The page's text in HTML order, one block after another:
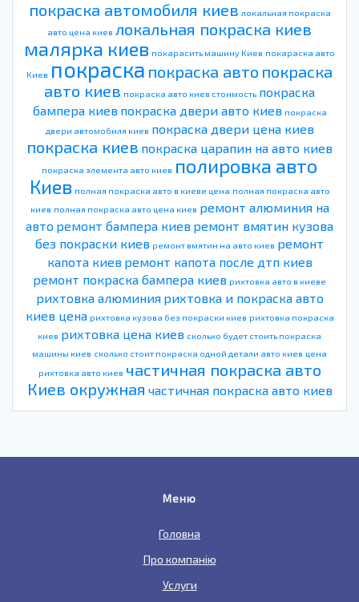
покраска автомобиля киев локальная покраска
авто цена киев локальная покраска киев
малярка киев покарасить машину Киев покараска авто
Киев покраска покраска авто покраска
авто киев покраска авто киев стоимость покраска
бампера киев покраска двери авто киев покраска
двери автомобиля киев покраска двери цена киев
покраска киев покраска царапин на авто киев
покраска элемента авто киев полировка авто
Киев полная покраска авто в киеве цена полная покраска авто
киев полная покраска авто цена киев ремонт алюминия на
авто ремонт бампера киев ремонт вмятин кузова
без покраски киев ремонт вмятин на авто киев ремонт
капота киев ремонт капота после дтп киев
ремонт покраска бампера киев рихтовка авто в киеве
рихтовка алюминия рихтовка и покраска авто
киев цена рихтовка кузова без покраски киев рихтовка покраска
киев рихтовка цена киев сколько будет стоить покраска
машины киев сколько стоит покраска одной детали авто киев цена
рихтовка авто киев частичная покраска авто
Киев окружная частичная покраска авто киев
Меню
Головна
Про компанію
Услуги